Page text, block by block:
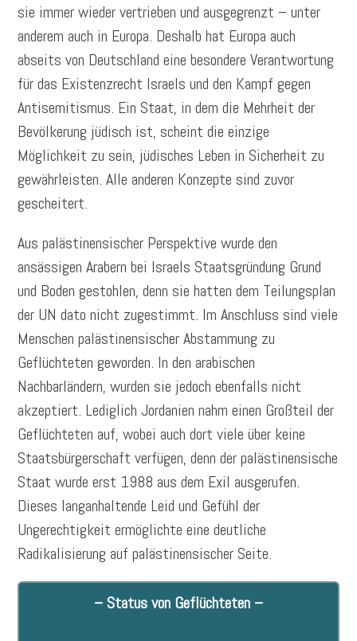
sie immer wieder vertrieben und ausgegrenzt – unter
anderem auch in Europa. Deshalb hat Europa auch
abseits von Deutschland eine besondere Verantwortung
für das Existenzrecht Israels und den Kampf gegen
Antisemitismus. Ein Staat, in dem die Mehrheit der
Bevölkerung jüdisch ist, scheint die einzige
Möglichkeit zu sein, jüdisches Leben in Sicherheit zu
gewährleisten. Alle anderen Konzepte sind zuvor
gescheitert.
Aus palästinensischer Perspektive wurde den
ansässigen Arabern bei Israels Staatsgründung Grund
und Boden gestohlen, denn sie hatten dem Teilungsplan
der UN dato nicht zugestimmt. Im Anschluss sind viele
Menschen palästinensischer Abstammung zu
Geflüchteten geworden. In den arabischen
Nachbarländern, wurden sie jedoch ebenfalls nicht
akzeptiert. Lediglich Jordanien nahm einen Großteil der
Geflüchteten auf, wobei auch dort viele über keine
Staatsbürgerschaft verfügen, denn der palästinensische
Staat wurde erst 1988 aus dem Exil ausgerufen.
Dieses langanhaltende Leid und Gefühl der
Ungerechtigkeit ermöglichte eine deutliche
Radikalisierung auf palästinensischer Seite.
– Status von Geflüchteten –